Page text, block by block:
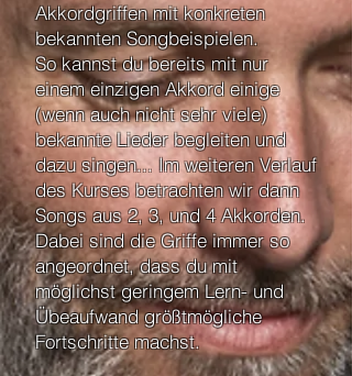
Akkordgriffen mit konkreten
bekannten Songbeispielen.
So kannst du bereits mit nur
einem einzigen Akkord einige
(wenn auch nicht sehr viele)
bekannte Lieder begleiten und
dazu singen... Im weiteren Verlauf
des Kurses betrachten wir dann
Songs aus 2, 3, und 4 Akkorden.
Dabei sind die Griffe immer so
angeordnet, dass du mit
möglichst geringem Lern- und
Übeaufwand größtmögliche
Fortschritte machst.